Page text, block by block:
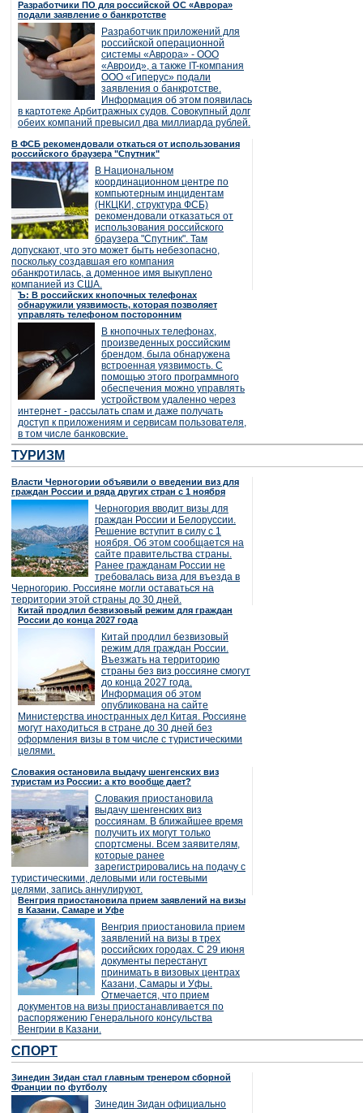
Разработчики ПО для российской ОС «Аврора»
подали заявление о банкротстве
Разработчик приложений для
российской операционной
системы «Аврора» - ООО
«Авроид», а также IT-компания
ООО «Гиперус» подали
заявления о банкротстве.
Информация об этом появилась
в картотеке Арбитражных судов. Совокупный долг
обеих компаний превысил два миллиарда рублей.
В ФСБ рекомендовали откаться от использования
российского браузера "Спутник"
В Национальном
координационном центре по
компьютерным инцидентам
(НКЦКИ, структура ФСБ)
рекомендовали отказаться от
использования российского
браузера "Спутник". Там
допускают, что это может быть небезопасно,
поскольку создавшая его компания
обанкротилась, а доменное имя выкуплено
компанией из США.
Ъ: В российских кнопочных телефонах
обнаружили уязвимость, которая позволяет
управлять телефоном посторонним
В кнопочных телефонах,
произведенных российским
брендом, была обнаружена
встроенная уязвимость. С
помощью этого программного
обеспечения можно управлять
устройством удаленно через
интернет - рассылать спам и даже получать
доступ к приложениям и сервисам пользователя,
в том числе банковские.
ТУРИЗМ
Власти Черногории объявили о введении виз для
граждан России и ряда других стран с 1 ноября
Черногория вводит визы для
граждан России и Белоруссии.
Решение вступит в силу с 1
ноября. Об этом сообщается на
сайте правительства страны.
Ранее гражданам России не
требовалась виза для въезда в
Черногорию. Россияне могли оставаться на
территории этой страны до 30 дней.
Китай продлил безвизовый режим для граждан
России до конца 2027 года
Китай продлил безвизовый
режим для граждан России.
Въезжать на территорию
страны без виз россияне смогут
до конца 2027 года.
Информация об этом
опубликована на сайте
Министерства иностранных дел Китая. Россияне
могут находиться в стране до 30 дней без
оформления визы в том числе с туристическими
целями.
Словакия остановила выдачу шенгенских виз
туристам из России: а кто вообще дает?
Словакия приостановила
выдачу шенгенских виз
россиянам. В ближайшее время
получить их могут только
спортсмены. Всем заявителям,
которые ранее
зарегистрировались на подачу с
туристическими, деловыми или гостевыми
целями, запись аннулируют.
Венгрия приостановила прием заявлений на визы
в Казани, Самаре и Уфе
Венгрия приостановила прием
заявлений на визы в трех
российских городах. С 29 июня
документы перестанут
принимать в визовых центрах
Казани, Самары и Уфы.
Отмечается, что прием
документов на визы приостанавливается по
распоряжению Генерального консульства
Венгрии в Казани.
СПОРТ
Зинедин Зидан стал главным тренером сборной
Франции по футболу
Зинедин Зидан официально